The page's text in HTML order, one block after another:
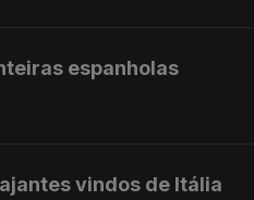
espanholas
vindos de Itália